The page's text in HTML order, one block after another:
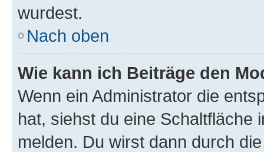
wurdest.
Nach oben
Wie kann ich Beiträge den
Wenn ein Administrator die
hat, siehst du eine Schaltfläche
melden. Du wirst dann durch